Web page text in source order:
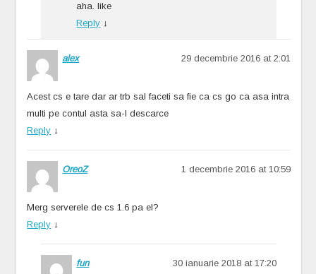
aha. like
Reply ↓
alex 29 decembrie 2016 at 2:01
Acest cs e tare dar ar trb sal faceti sa fie ca cs go ca asa intra
multi pe contul asta sa-l descarce
Reply ↓
OreoZ 1 decembrie 2016 at 10:59
Merg serverele de cs 1.6 pa el?
Reply ↓
fun 30 ianuarie 2018 at 17:20